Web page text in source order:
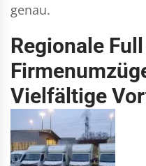
genau.
Regionale
Vielfältige